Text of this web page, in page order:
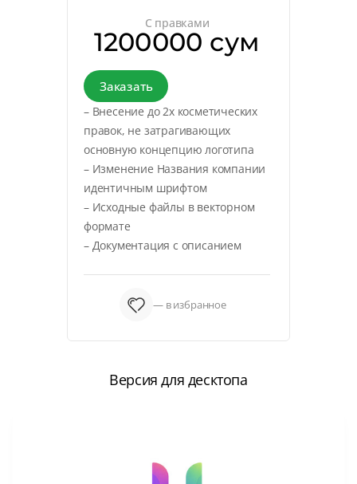
С правками
1200000 сум
Заказать
– Внесение до 2х косметических
правок, не затрагивающих
основную концепцию логотипа
– Изменение Названия компании
идентичным шрифтом
– Исходные файлы в векторном
формате
– Документация с описанием
— в избранное
Версия для десктопа